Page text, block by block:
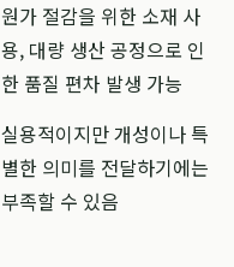
원가 절감을 위한 소재 사
용, 대량 생산 공정으로 인
한 품질 편차 발생 가능
실용적이지만 개성이나 특
별한 의미를 전달하기에는
부족할 수 있음